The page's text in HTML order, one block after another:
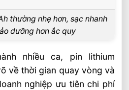
thường nhẹ hơn, sạc nhanh
dưỡng hơn ắc quy
nhiều ca, pin lithium
về thời gian quay vòng và
nghiệp ưu tiên chi phí